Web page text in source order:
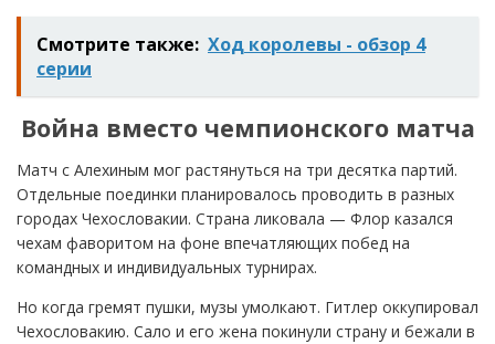
Смотрите также: Ход королевы - обзор 4
серии
Война вместо чемпионского матча
Матч с Алехиным мог растянуться на три десятка партий.
Отдельные поединки планировалось проводить в разных
городах Чехословакии. Страна ликовала — Флор казался
чехам фаворитом на фоне впечатляющих побед на
командных и индивидуальных турнирах.
Но когда гремят пушки, музы умолкают. Гитлер оккупировал
Чехословакию. Сало и его жена покинули страну и бежали в